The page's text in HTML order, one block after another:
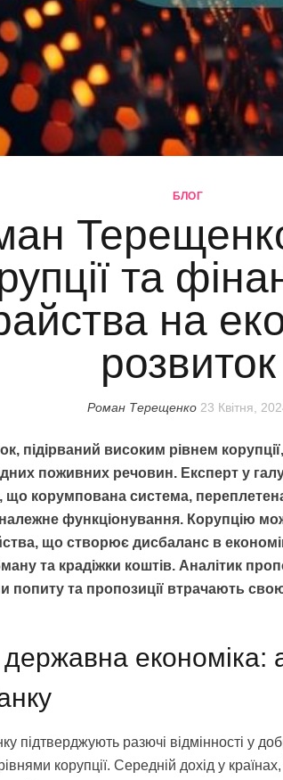
БЛОГ
та
на
розвиток
Роман Терещенко 23 Квітня,
підірваний високим рівнем
поживних речовин. Експерт у
корумпована система,
функціонування. Корупцію
що створює дисбаланс в
та крадіжки коштів. Аналітик
попиту та пропозиції втрачають
державна економіка:
підтверджують разючі відмінності у
корупції. Середній дохід у